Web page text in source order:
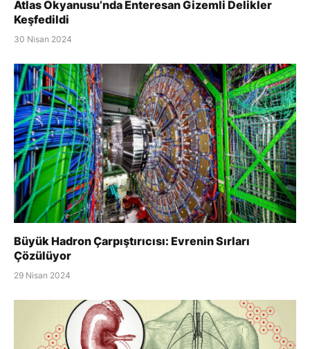
Atlas Okyanusu’nda Enteresan Gizemli Delikler
Keşfedildi
30 Nisan 2024
Büyük Hadron Çarpıştırıcısı: Evrenin Sırları
Çözülüyor
29 Nisan 2024